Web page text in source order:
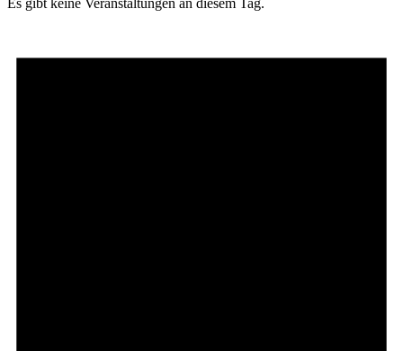
Es gibt keine Veranstaltungen an diesem Tag.